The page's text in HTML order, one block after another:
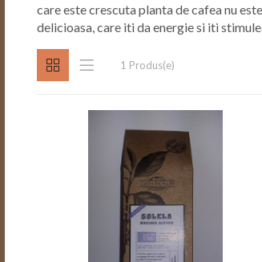
care este crescuta planta de cafea nu
delicioasa, care iti da energie si iti
1 Produs(e)